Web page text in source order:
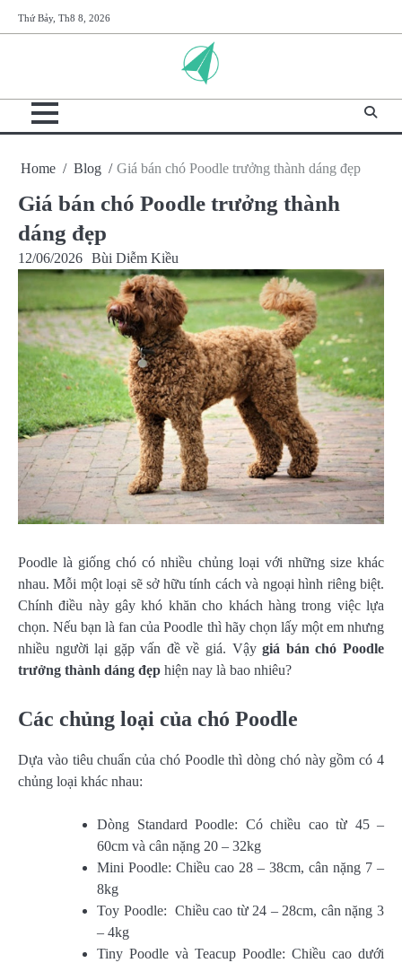
to
Thứ Bảy, Th8 8, 2026
Home Blog Giá bán chó Poodle trưởng thành dáng đẹp
Giá bán chó Poodle trưởng thành
dáng đẹp
12/06/2026 Bùi Diễm Kiều
Poodle là giống chó có nhiều chủng loại với những size khác
nhau. Mỗi một loại sẽ sở hữu tính cách và ngoại hình riêng biệt.
Chính điều này gây khó khăn cho khách hàng trong việc lựa
chọn. Nếu bạn là fan của Poodle thì hãy chọn lấy một em nhưng
nhiều người lại gặp vấn đề về giá. Vậygiá bán chó Poodle
trưởng thành dáng đẹp hiện nay là bao nhiêu?
Các chủng loại của chó Poodle
Dựa vào tiêu chuẩn của chó Poodle thì dòng chó này gồm có 4
chủng loại khác nhau:
Dòng Standard Poodle: Có chiều cao từ 45 –
60cm và cân nặng 20 – 32kg
Mini Poodle: Chiều cao 28 – 38cm, cân nặng 7 –
8kg
Toy Poodle: Chiều cao từ 24 – 28cm, cân nặng 3
– 4kg
Tiny Poodle và Teacup Poodle: Chiều cao dưới